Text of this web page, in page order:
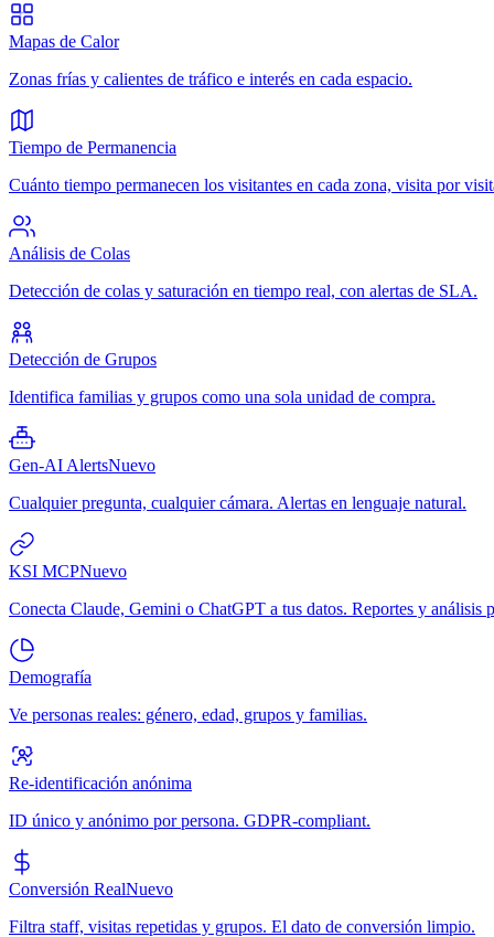
Mapas de Calor
Zonas frías y calientes de tráfico e interés en cada espacio.
Tiempo de Permanencia
Cuánto tiempo permanecen los visitantes en cada zona, visita por
Análisis de Colas
Detección de colas y saturación en tiempo real, con alertas de SLA.
Detección de Grupos
Identifica familias y grupos como una sola unidad de compra.
Gen-AI AlertsNuevo
Cualquier pregunta, cualquier cámara. Alertas en lenguaje natural.
KSI MCPNuevo
Conecta Claude, Gemini o ChatGPT a tus datos. Reportes y análisis
Demografía
Ve personas reales: género, edad, grupos y familias.
Re-identificación anónima
ID único y anónimo por persona. GDPR-compliant.
Conversión RealNuevo
Filtra staff, visitas repetidas y grupos. El dato de conversión limpio.